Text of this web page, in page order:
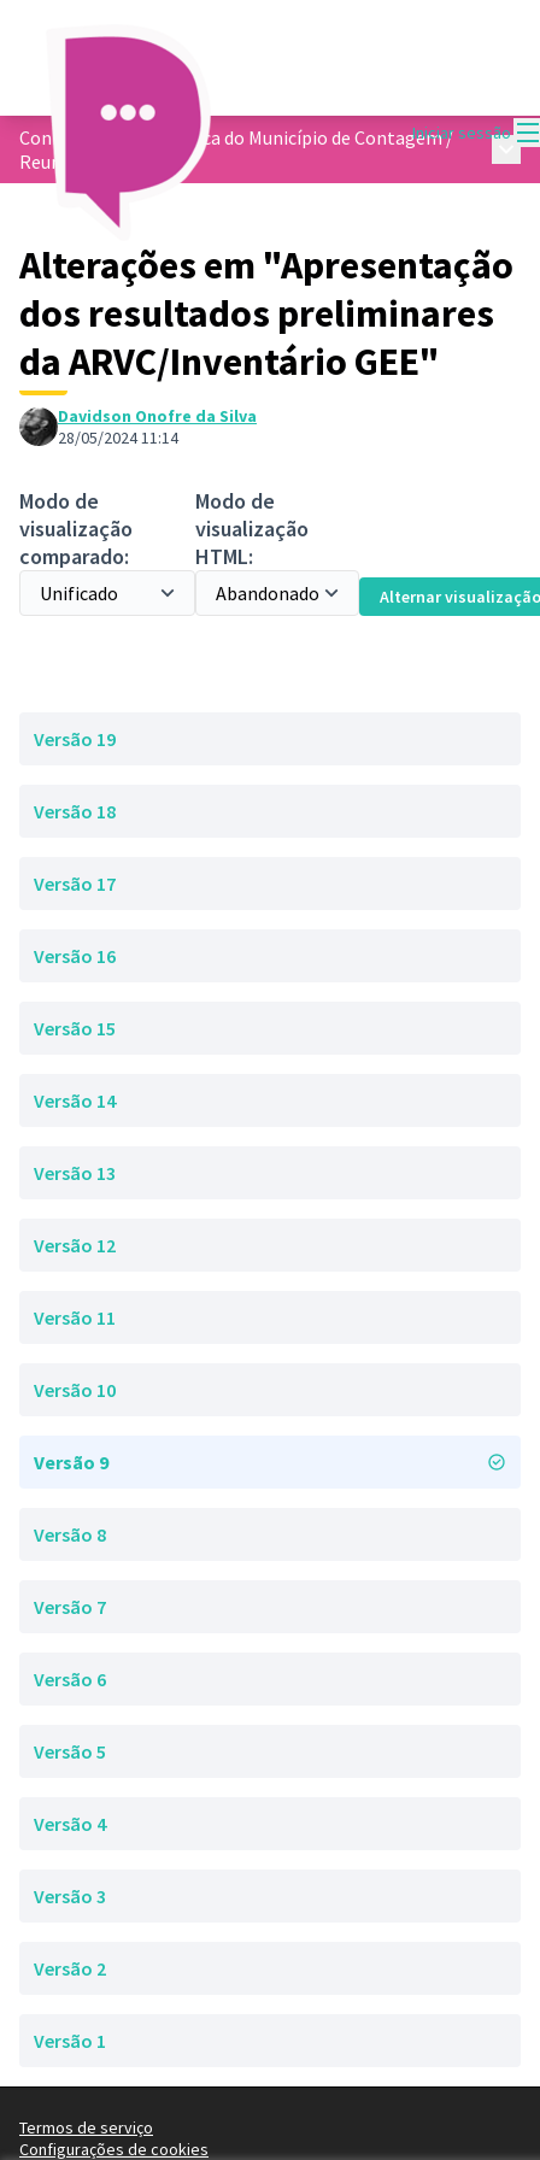
Iniciar sessão
Conformidade Climática do Município de Contagem/
Reuniões
Alterações em "Apresentação
dos resultados preliminares
da ARVC/Inventário GEE"
Davidson Onofre da Silva
28/05/2024 11:14
Modo de
visualização
comparado:
Modo de
visualização
HTML:
Alternar visualização
Versão 19
Versão 18
Versão 17
Versão 16
Versão 15
Versão 14
Versão 13
Versão 12
Versão 11
Versão 10
Versão 9
Versão 8
Versão 7
Versão 6
Versão 5
Versão 4
Versão 3
Versão 2
Versão 1
Termos de serviço
Configurações de cookies